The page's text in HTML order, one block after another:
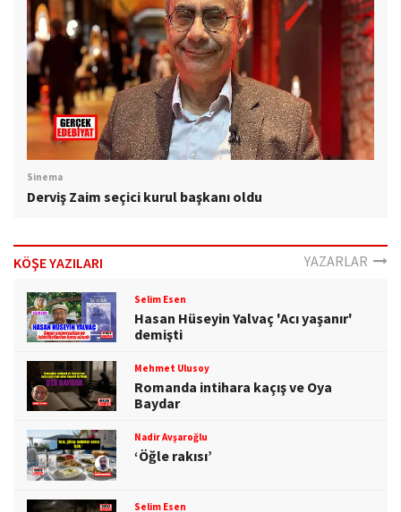
Sinema
Derviş Zaim seçici kurul başkanı oldu
KÖŞE YAZILARI YAZARLAR
Selim Esen
Hasan Hüseyin Yalvaç 'Acı yaşanır'
demişti
Mehmet Ulusoy
Romanda intihara kaçış ve Oya
Baydar
Nadir Avşaroğlu
‘Öğle rakısı’
Selim Esen